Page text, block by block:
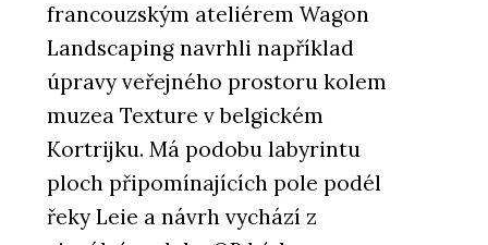
PRODUKTY
Kachle K&K Poker - Kolem
kamen
francouzským ateliérem Wagon
Landscaping navrhli například
úpravy veřejného prostoru kolem
muzea Texture v belgickém
Kortrijku. Má podobu labyrintu
ploch připomínajících pole podél
řeky Leie a návrh vychází z